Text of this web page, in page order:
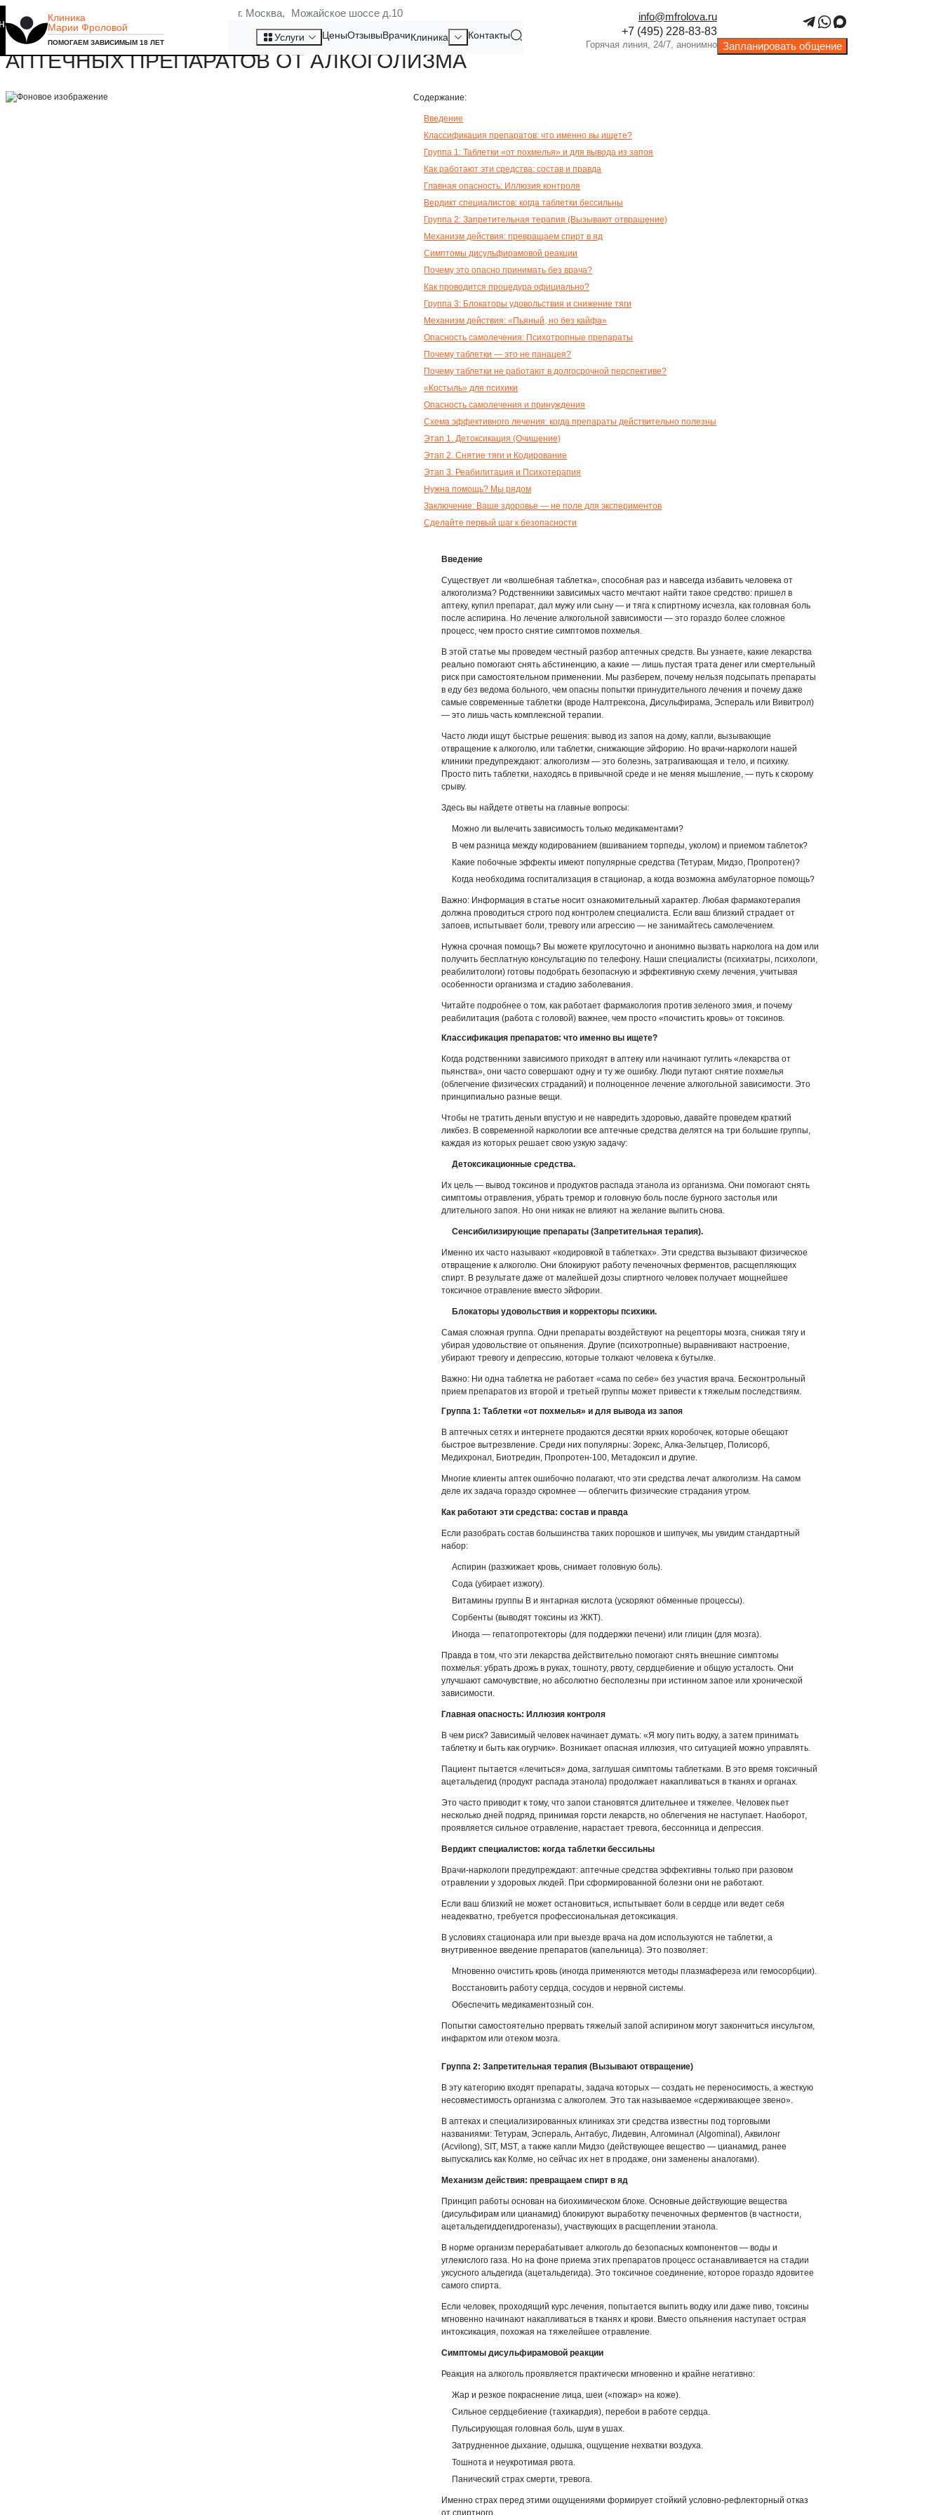
Клиника
Марии Фроловой
ПОМОГАЕМ ЗАВИСИМЫМ 18 ЛЕТ
г. Москва, Можайское шоссе д.10
Услуги ЦеныОтзывыВрачиКлиника Контакты
info@mfrolova.ru
Запланировать общение
АПТЕЧНЫЕ ПРЕПАРАТЫ ОТ АЛКОГОЛЬНОЙ ЗАВИСИМОСТИ: ЧЕСТНЫЙ ОБЗОР
АПТЕЧНЫХ ПРЕПАРАТОВ ОТ АЛКОГОЛИЗМА
Содержание:
Введение
Классификация препаратов: что именно вы ищете?
Группа 1: Таблетки «от похмелья» и для вывода из запоя
Как работают эти средства: состав и правда
Главная опасность: Иллюзия контроля
Вердикт специалистов: когда таблетки бессильны
Группа 2: Запретительная терапия (Вызывают отвращение)
Механизм действия: превращаем спирт в яд
Симптомы дисульфирамовой реакции
Почему это опасно принимать без врача?
Как проводится процедура официально?
Группа 3: Блокаторы удовольствия и снижение тяги
Механизм действия: «Пьяный, но без кайфа»
Опасность самолечения: Психотропные препараты
Почему таблетки — это не панацея?
Почему таблетки не работают в долгосрочной перспективе?
«Костыль» для психики
Опасность самолечения и принуждения
Схема эффективного лечения: когда препараты действительно полезны
Этап 1. Детоксикация (Очищение)
Этап 2. Снятие тяги и Кодирование
Этап 3. Реабилитация и Психотерапия
Нужна помощь? Мы рядом
Заключение: Ваше здоровье — не поле для экспериментов
Сделайте первый шаг к безопасности
Введение
Существует ли «волшебная таблетка», способная раз и навсегда избавить человека от
алкоголизма? Родственники зависимых часто мечтают найти такое средство: пришел в
аптеку, купил препарат, дал мужу или сыну — и тяга к спиртному исчезла, как головная боль
после аспирина. Но лечение алкогольной зависимости — это гораздо более сложное
процесс, чем просто снятие симптомов похмелья.
В этой статье мы проведем честный разбор аптечных средств. Вы узнаете, какие лекарства
реально помогают снять абстиненцию, а какие — лишь пустая трата денег или смертельный
риск при самостоятельном применении. Мы разберем, почему нельзя подсыпать препараты
в еду без ведома больного, чем опасны попытки принудительного лечения и почему даже
самые современные таблетки (вроде Налтрексона, Дисульфирама, Эспераль или Вивитрол)
— это лишь часть комплексной терапии.
Часто люди ищут быстрые решения: вывод из запоя на дому, капли, вызывающие
отвращение к алкоголю, или таблетки, снижающие эйфорию. Но врачи-наркологи нашей
клиники предупреждают: алкоголизм — это болезнь, затрагивающая и тело, и психику.
Просто пить таблетки, находясь в привычной среде и не меняя мышление, — путь к скорому
срыву.
Здесь вы найдете ответы на главные вопросы:
Можно ли вылечить зависимость только медикаментами?
В чем разница между кодированием (вшиванием торпеды, уколом) и приемом таблеток?
Какие побочные эффекты имеют популярные средства (Тетурам, Мидзо, Пропротен)?
Когда необходима госпитализация в стационар, а когда возможна амбулаторное помощь?
Важно: Информация в статье носит ознакомительный характер. Любая фармакотерапия
должна проводиться строго под контролем специалиста. Если ваш близкий страдает от
запоев, испытывает боли, тревогу или агрессию — не занимайтесь самолечением.
Нужна срочная помощь? Вы можете круглосуточно и анонимно вызвать нарколога на дом или
получить бесплатную консультацию по телефону. Наши специалисты (психиатры, психологи,
реабилитологи) готовы подобрать безопасную и эффективную схему лечения, учитывая
особенности организма и стадию заболевания.
Читайте подробнее о том, как работает фармакология против зеленого змия, и почему
реабилитация (работа с головой) важнее, чем просто «почистить кровь» от токсинов.
Классификация препаратов: что именно вы ищете?
Когда родственники зависимого приходят в аптеку или начинают гуглить «лекарства от
пьянства», они часто совершают одну и ту же ошибку. Люди путают снятие похмелья
(облегчение физических страданий) и полноценное лечение алкогольной зависимости. Это
принципиально разные вещи.
Чтобы не тратить деньги впустую и не навредить здоровью, давайте проведем краткий
ликбез. В современной наркологии все аптечные средства делятся на три большие группы,
каждая из которых решает свою узкую задачу:
Детоксикационные средства.
Их цель — вывод токсинов и продуктов распада этанола из организма. Они помогают снять
симптомы отравления, убрать тремор и головную боль после бурного застолья или
длительного запоя. Но они никак не влияют на желание выпить снова.
Сенсибилизирующие препараты (Запретительная терапия).
Именно их часто называют «кодировкой в таблетках». Эти средства вызывают физическое
отвращение к алкоголю. Они блокируют работу печеночных ферментов, расщепляющих
спирт. В результате даже от малейшей дозы спиртного человек получает мощнейшее
токсичное отравление вместо эйфории.
Блокаторы удовольствия и корректоры психики.
Самая сложная группа. Одни препараты воздействуют на рецепторы мозга, снижая тягу и
убирая удовольствие от опьянения. Другие (психотропные) выравнивают настроение,
убирают тревогу и депрессию, которые толкают человека к бутылке.
Важно: Ни одна таблетка не работает «сама по себе» без участия врача. Бесконтрольный
прием препаратов из второй и третьей группы может привести к тяжелым последствиям.
Группа 1: Таблетки «от похмелья» и для вывода из запоя
В аптечных сетях и интернете продаются десятки ярких коробочек, которые обещают
быстрое вытрезвление. Среди них популярны: Зорекс, Алка-Зельтцер, Полисорб,
Медихронал, Биотредин, Пропротен-100, Метадоксил и другие.
Многие клиенты аптек ошибочно полагают, что эти средства лечат алкоголизм. На самом
деле их задача гораздо скромнее — облегчить физические страдания утром.
Как работают эти средства: состав и правда
Если разобрать состав большинства таких порошков и шипучек, мы увидим стандартный
набор:
Аспирин (разжижает кровь, снимает головную боль).
Сода (убирает изжогу).
Витамины группы B и янтарная кислота (ускоряют обменные процессы).
Сорбенты (выводят токсины из ЖКТ).
Иногда — гепатопротекторы (для поддержки печени) или глицин (для мозга).
Правда в том, что эти лекарства действительно помогают снять внешние симптомы
похмелья: убрать дрожь в руках, тошноту, рвоту, сердцебиение и общую усталость. Они
улучшают самочувствие, но абсолютно бесполезны при истинном запое или хронической
зависимости.
Главная опасность: Иллюзия контроля
В чем риск? Зависимый человек начинает думать: «Я могу пить водку, а затем принимать
таблетку и быть как огурчик». Возникает опасная иллюзия, что ситуацией можно управлять.
Пациент пытается «лечиться» дома, заглушая симптомы таблетками. В это время токсичный
ацетальдегид (продукт распада этанола) продолжает накапливаться в тканях и органах.
Это часто приводит к тому, что запои становятся длительнее и тяжелее. Человек пьет
несколько дней подряд, принимая горсти лекарств, но облегчения не наступает. Наоборот,
проявляется сильное отравление, нарастает тревога, бессонница и депрессия.
Вердикт специалистов: когда таблетки бессильны
Врачи-наркологи предупреждают: аптечные средства эффективны только при разовом
отравлении у здоровых людей. При сформированной болезни они не работают.
Если ваш близкий не может остановиться, испытывает боли в сердце или ведет себя
неадекватно, требуется профессиональная детоксикация.
В условиях стационара или при выезде врача на дом используются не таблетки, а
внутривенное введение препаратов (капельница). Это позволяет:
Мгновенно очистить кровь (иногда применяются методы плазмафереза или гемосорбции).
Восстановить работу сердца, сосудов и нервной системы.
Обеспечить медикаментозный сон.
Попытки самостоятельно прервать тяжелый запой аспирином могут закончиться инсультом,
инфарктом или отеком мозга.
Группа 2: Запретительная терапия (Вызывают отвращение)
В эту категорию входят препараты, задача которых — создать не переносимость, а жесткую
несовместимость организма с алкоголем. Это так называемое «сдерживающее звено».
В аптеках и специализированных клиниках эти средства известны под торговыми
названиями: Тетурам, Эспераль, Антабус, Лидевин, Алгоминал (Algominal), Аквилонг
(Acvilong), SIT, MST, а также капли Мидзо (действующее вещество — цианамид, ранее
выпускались как Колме, но сейчас их нет в продаже, они заменены аналогами).
Механизм действия: превращаем спирт в яд
Принцип работы основан на биохимическом блоке. Основные действующие вещества
(дисульфирам или цианамид) блокируют выработку печеночных ферментов (в частности,
ацетальдегиддегидрогеназы), участвующих в расщеплении этанола.
В норме организм перерабатывает алкоголь до безопасных компонентов — воды и
углекислого газа. Но на фоне приема этих препаратов процесс останавливается на стадии
уксусного альдегида (ацетальдегида). Это токсичное соединение, которое гораздо ядовитее
самого спирта.
Если человек, проходящий курс лечения, попытается выпить водку или даже пиво, токсины
мгновенно начинают накапливаться в тканях и крови. Вместо опьянения наступает острая
интоксикация, похожая на тяжелейшее отравление.
Симптомы дисульфирамовой реакции
Реакция на алкоголь проявляется практически мгновенно и крайне негативно:
Жар и резкое покраснение лица, шеи («пожар» на коже).
Сильное сердцебиение (тахикардия), перебои в работе сердца.
Пульсирующая головная боль, шум в ушах.
Затрудненное дыхание, одышка, ощущение нехватки воздуха.
Тошнота и неукротимая рвота.
Панический страх смерти, тревога.
Именно страх перед этими ощущениями формирует стойкий условно-рефлекторный отказ
от спиртного.
то, что мы используем